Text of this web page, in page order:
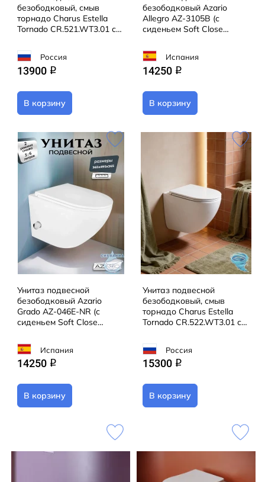
безободковый, смыв
торнадо Charus Estella
Tornado CR.521.WT3.01 с
(микролифт)
Россия
13900 q
В корзину
безободковый Azario
Allegro AZ-3105B (с
сиденьем Soft Close
Испания
14250 q
В корзину
Унитаз подвесной
безободковый Azario
Grado AZ-046E-NR (с
сиденьем Soft Close
Испания
14250 q
В корзину
Унитаз подвесной
безободковый, смыв
торнадо Charus Estella
Tornado CR.522.WT3.01 с
(микролифт)
Россия
15300 q
В корзину